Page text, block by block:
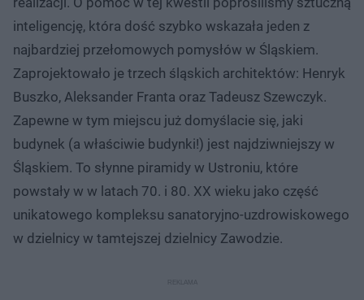
inteligencję, która dość szybko wskazała jeden z
najbardziej przełomowych pomysłów w Śląskiem.
Zaprojektowało je trzech śląskich architektów: Henryk
Buszko, Aleksander Franta oraz Tadeusz Szewczyk.
Zapewne w tym miejscu już domyślacie się, jaki
budynek (a właściwie budynki!) jest najdziwniejszy w
Śląskiem. To słynne piramidy w Ustroniu, które
powstały w w latach 70. i 80. XX wieku jako część
unikatowego kompleksu sanatoryjno-uzdrowiskowego
w dzielnicy w tamtejszej dzielnicy Zawodzie.